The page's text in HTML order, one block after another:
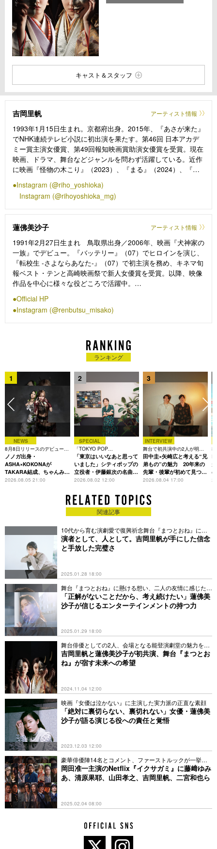
キャスト＆スタッフ
吉岡里帆 アーティスト情報
1993年1月15日生まれ。京都府出身。2015年、『あさが来た』
でNHK連続テレビ小説に初出演を果たす。第46回 日本アカデ
ミー賞主演女優賞、第49回報知映画賞助演女優賞を受賞。現在
映画、ドラマ、舞台などジャンルを問わず活躍している。近作
に映画『怪物の木こり』（2023）、『まる』（2024）、『正
るな、恋人たち』（2023）、『忍びの家 House of Ninjas』
（2024）など。待機作に1月19日より放送開始のTBS日曜劇場
「御上先生」、2月7日公開の映画『ファーストキス 1ST
Instagram (@riho_yoshioka)
Instagram (@rihoyoshioka_mg)
蓮佛美沙子 アーティスト情報
1991年2月27日生まれ 鳥取県出身／2006年、映画『犬神家の
一族』でデビュー。『バッテリー』（07）でヒロインを演じ、
『転校生 -さよならあなた-』（07）で初主演を務め、キネマ旬
報ベスト・テンと高崎映画祭で新人女優賞を受賞。以降、映像
作品を中心に様々な役どころで活躍中。
ポインズンベリー』（20）、【映画】『女優は泣かない』『ス
イート・マイホーム』（23）、『記憶屋』（20）、『鋼の錬金
術師』シリーズ（22・17）、【ドラマ】『パパと親父のウチご
組の男女の1週間～』（25・TX）、『バニラな毎日』（25・
NHK）、『119エマージェンシーコール』（25・CX）、『岸田
露伴は動かない』（24・NHK）、『坂の上の赤い屋根』
（24・WOWOW）、などがある。
Official HP
Instagram (@renbutsu_misako)
ランキング
1
NEWS
8月8日リリースのデビュー曲
は「Time is money」
ノノガ出身・
ASHA×KOKONAが
TAKARA結成、ちゃんみな
主宰レーベル第2弾アーテ
2026.08.05 21:00
2
SPECIAL
「TOKYO POP
CHRONICLE」特集
「東京はいいなあと思って
いました」シティポップの
立役者・伊藤銀次の名曲回
想録
2026.08.02 12:00
3
INTERVIEW
舞台で初共演中の2人が明か
す、今の自分をつくる恩人の
存在
田中圭×矢崎広と考える“兄
弟もの”の魅力 20年来の
先輩・後輩が初めて見つけ
た互いの共通点とは
2026.08.04 17:00
3
関連記事
10代から育む演劇愛で復興祈念舞台『まつとおね』に挑
む
演者として、人として。吉岡里帆が手にした信念
と手放した完璧さ
2025.01.28 18:00
舞台『まつとおね』に懸ける想い、二人の友情に感じたこ
とは
「正解がないことだから、考え続けたい」蓮佛美
沙子が信じるエンターテインメントの持つ力
2025.01.29 18:00
舞台俳優としての2人、会場となる能登演劇堂の魅力を解
説
吉岡里帆と蓮佛美沙子が初共演、舞台『まつとお
ね』が宿す未来への希望
2024.11.04 12:00
映画『女優は泣かない』に主演した実力派の正直な素顔
「絶対に裏切らない、裏切れない」女優・蓮佛美
沙子が語る演じる役への責任と覚悟
2023.12.03 12:00
豪華俳優陣14名とコメント、ファーストルックが一挙解
禁
岡田准一主演のNetflix『イクサガミ』に藤﨑ゆみ
あ、清原果耶、山田孝之、吉岡里帆、二宮和也ら
2025.02.04 08:00